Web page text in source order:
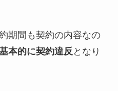
期間も契約の内容なの
本的に契約違反 となり